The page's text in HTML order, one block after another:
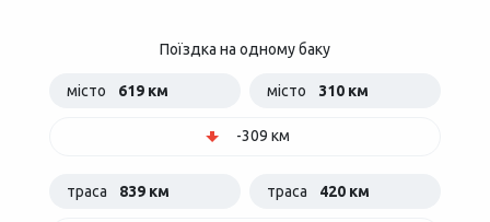
Поїздка на одному баку
місто 619 км місто 310 км
-309 км
траса 839 км траса 420 км